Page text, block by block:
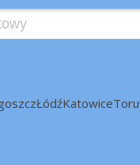
ŁódźKatowice